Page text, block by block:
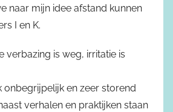
naar mijn idee afstand kunnen
I en K.
verbazing is weg, irritatie is
onbegrijpelijk en zeer storend
verhalen en praktijken staan